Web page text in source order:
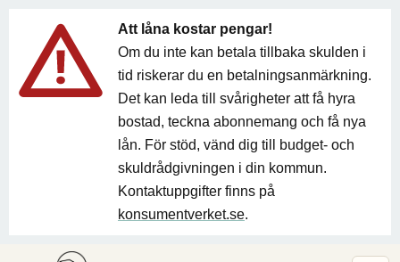
Att låna kostar pengar!
Om du inte kan betala tillbaka skulden i
tid riskerar du en betalningsanmärkning.
Det kan leda till svårigheter att få hyra
bostad, teckna abonnemang och få nya
lån. För stöd, vänd dig till budget- och
skuldrådgivningen i din kommun.
Kontaktuppgifter finns på
konsumentverket.se.